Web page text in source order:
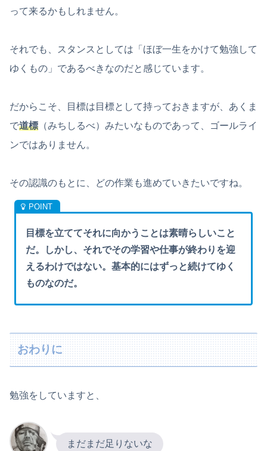
って来るかもしれません。
それでも、スタンスとしては「ほぼ一生をかけて勉強して
ゆくもの」であるべきなのだと感じています。
だからこそ、目標は目標として持っておきますが、あくま
で道標 （みちしるべ）みたいなものであって、ゴールライ
ンではありません。
その認識のもとに、どの作業も進めていきたいですね。
目標を立ててそれに向かうことは素晴らしいこと
だ。しかし、それでその学習や仕事が終わりを迎
えるわけではない。基本的にはずっと続けてゆく
ものなのだ。
おわりに
勉強をしていますと、
まだまだ足りないな